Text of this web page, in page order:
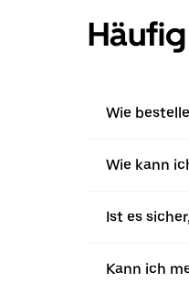
Wie
Wie kann
Ist es
Kann ich